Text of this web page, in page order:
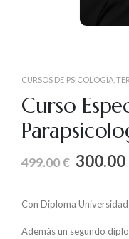
CURSOS DE PSICOLOGÍA ,
Curso
499.00€ 300.00
Con Diploma
Además un segundo